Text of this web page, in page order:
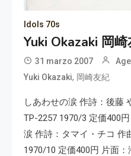
Idols 70s
Yuki Okazaki 岡
31 marzo 2007
Yuki Okazaki, 岡崎友紀
しあわせの涙 作詩：後藤
TP-2257 1970/3 定価400
涙 作詩：タマイ・チコ 作
1970/10 定価400円 片面